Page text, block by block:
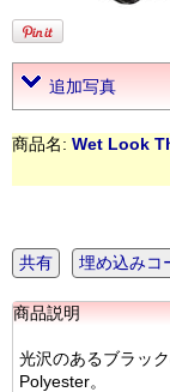
追加写真
商品名: Wet Look
共有 埋め込みコ
商品説明
光沢のあるブラッ
Polyester。